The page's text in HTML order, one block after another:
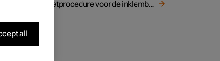
is
Resetprocedure voor de inklembeveiliging van de ruiten
all